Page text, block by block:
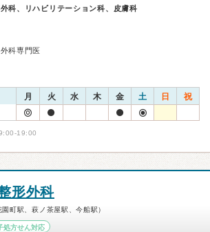
科、リハビリテーション科、皮膚科
科専門医
月 火 水 木 金 土 日 祝
19:00
形外科
町駅、萩ノ茶屋駅、今船駅）
処方せん対応